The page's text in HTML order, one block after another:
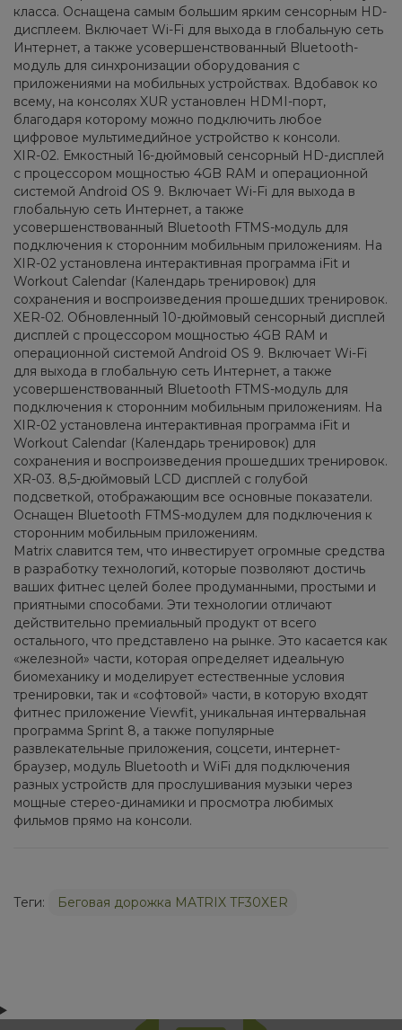
класса. Оснащена самым большим ярким сенсорным HD-
дисплеем. Включает Wi-Fi для выхода в глобальную сеть
Интернет, а также усовершенствованный Bluetooth-
модуль для синхронизации оборудования с
приложениями на мобильных устройствах. Вдобавок ко
всему, на консолях XUR установлен HDMI-порт,
благодаря которому можно подключить любое
цифровое мультимедийное устройство к консоли.
XIR-02. Емкостный 16-дюймовый сенсорный HD-дисплей
с процессором мощностью 4GB RAM и операционной
системой Android OS 9. Включает Wi-Fi для выхода в
глобальную сеть Интернет, а также
усовершенствованный Bluetooth FTMS-модуль для
подключения к сторонним мобильным приложениям. На
XIR-02 установлена интерактивная программа iFit и
Workout Calendar (Календарь тренировок) для
сохранения и воспроизведения прошедших тренировок.
XER-02. Обновленный 10-дюймовый сенсорный дисплей
дисплей с процессором мощностью 4GB RAM и
операционной системой Android OS 9. Включает Wi-Fi
для выхода в глобальную сеть Интернет, а также
усовершенствованный Bluetooth FTMS-модуль для
подключения к сторонним мобильным приложениям. На
XIR-02 установлена интерактивная программа iFit и
Workout Calendar (Календарь тренировок) для
сохранения и воспроизведения прошедших тренировок.
XR-03. 8,5-дюймовый LCD дисплей с голубой
подсветкой, отображающим все основные показатели.
Оснащен Bluetooth FTMS-модулем для подключения к
сторонним мобильным приложениям.
Matrix славится тем, что инвестирует огромные средства
в разработку технологий, которые позволяют достичь
ваших фитнес целей более продуманными, простыми и
приятными способами. Эти технологии отличают
действительно премиальный продукт от всего
остального, что представлено на рынке. Это касается как
«железной» части, которая определяет идеальную
биомеханику и моделирует естественные условия
тренировки, так и «софтовой» части, в которую входят
фитнес приложение Viewfit, уникальная интервальная
программа Sprint 8, а также популярные
развлекательные приложения, соцсети, интернет-
браузер, модуль Bluetooth и WiFi для подключения
разных устройств для прослушивания музыки через
мощные стерео-динамики и просмотра любимых
фильмов прямо на консоли.
Теги: Беговая дорожка MATRIX TF30XER